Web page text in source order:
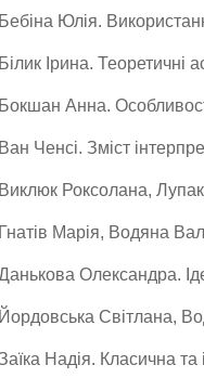
Бебіна Юлія.
Білик Ірина. Теоретичні
Бокшан Анна.
Ван Ченсі. Зміст
Виклюк Роксолана,
Гнатів Марія, Водяна
Олександра.
Йордовська Світлана,
Заїка Надія. Класична